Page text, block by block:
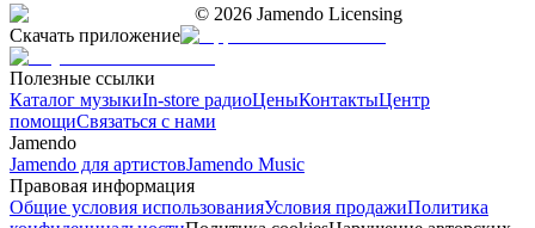
© 2026 Jamendo Licensing
Скачать приложение
Полезные ссылки
Каталог музыкиIn-store радиоЦеныКонтактыЦентр
помощиСвязаться с нами
Jamendo
Jamendo для артистовJamendo Music
Правовая информация
Общие условия использованияУсловия продажиПолитика